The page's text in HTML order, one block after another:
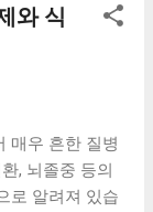
반형 블루투스
놓치지 마세요.
도록 먼저 확
더라도 종류
이 많을 수 밖에
을 꼼꼼히 비교
요. 특가상품 보
와 식
매우 흔한 질병
, 뇌졸중 등의
로 알려져 있습